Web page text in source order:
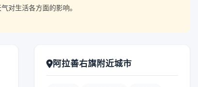
对生活各方面的影响。
阿拉善右旗附近城市